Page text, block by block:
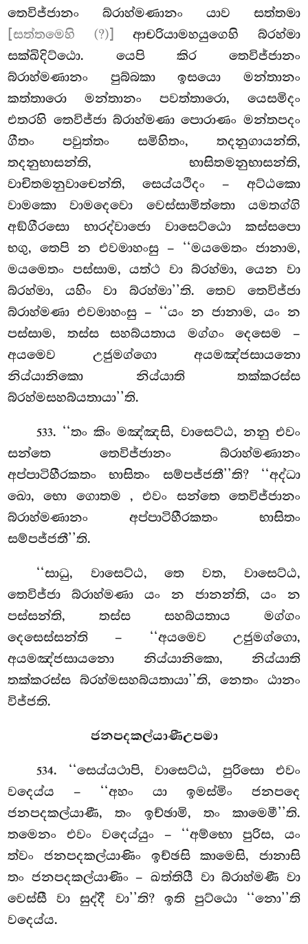
තෙවිජ්ජානං බ්රාහ්මණානං යාව සත්තමා
[සත්තමෙහි (?)]
ආචරියාමහයුගෙහි බ්රහ්මා
සක්ඛිදිට්ඨො. යෙපි කිර තෙවිජ්ජානං
බ්රාහ්මණානං පුබ්බකා ඉසයො මන්තානං
කත්තාරො මන්තානං පවත්තාරො, යෙසමිදං
එතරහි තෙවිජ්ජා බ්රාහ්මණා පොරාණං මන්තපදං
ගීතං පවුත්තං සමිහිතං, තදනුගායන්ති,
තදනුභාසන්ති, භාසිතමනුභාසන්ති,
වාචිතමනුවාචෙන්ති, සෙය්යථිදං – අට්ඨකො
වාමකො වාමදෙවො වෙස්සාමිත්තො යමතග්ගි
අඞ්ගීරසො භාරද්වාජො වාසෙට්ඨො කස්සපො
භගු, තෙපි න එවමාහංසු – ‘‘මයමෙතං ජානාම,
මයමෙතං පස්සාම, යත්ථ වා බ්රහ්මා, යෙන වා
බ්රහ්මා, යහිං වා බ්රහ්මා’’ති. තෙව තෙවිජ්ජා
බ්රාහ්මණා එවමාහංසු – ‘‘යං න ජානාම, යං න
පස්සාම, තස්ස සහබ්යතාය මග්ගං දෙසෙම –
අයමෙව උජුමග්ගො අයමඤ්ජසායනො
නිය්යානිකො නිය්යාති තක්කරස්ස
බ්රහ්මසහබ්යතායා’’ති.
533. ‘‘තං කිං මඤ්ඤසි, වාසෙට්ඨ, නනු එවං
සන්තෙ තෙවිජ්ජානං බ්රාහ්මණානං
අප්පාටිහීරකතංභාසිතං සම්පජ්ජතී’’ති? ‘‘අද්ධා
ඛො, භො ගොතම , එවං සන්තෙ තෙවිජ්ජානං
බ්රාහ්මණානං අප්පාටිහීරකතං භාසිතං
සම්පජ්ජතී’’ති.
‘‘සාධු, වාසෙට්ඨ, තෙ වත, වාසෙට්ඨ,
තෙවිජ්ජා බ්රාහ්මණා යං න ජානන්ති, යං න
පස්සන්ති, තස්ස සහබ්යතාය මග්ගං
දෙසෙස්සන්ති – ‘‘අයමෙව උජුමග්ගො,
අයමඤ්ජසායනො නිය්යානිකො, නිය්යාති
තක්කරස්ස බ්රහ්මසහබ්යතායා’’ති, නෙතං ඨානං
විජ්ජති.
ජනපදකල්යාණීඋපමා
534. ‘‘සෙය්යථාපි, වාසෙට්ඨ, පුරිසො එවං
වදෙය්ය – ‘‘අහං යා ඉමස්මිං ජනපදෙ
ජනපදකල්යාණී, තං ඉච්ඡාමි, තං කාමෙමී’’ති.
තමෙනං එවං වදෙය්යුං – ‘‘අම්භො පුරිස, යං
ත්වං ජනපදකල්යාණිං ඉච්ඡසි කාමෙසි, ජානාසි
තං ජනපදකල්යාණිං – ඛත්තියී වා බ්රාහ්මණී වා
වෙස්සී වා සුද්දී වා’’ති? ඉති පුට්ඨො ‘‘නො’’ති
වදෙය්ය.